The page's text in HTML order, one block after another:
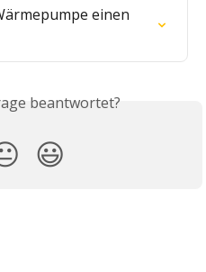
einen
beantwortet?
😃